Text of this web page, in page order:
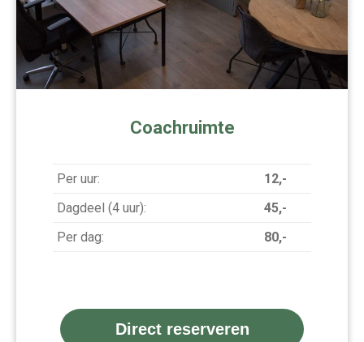
Coachruimte
Per uur:
12,-
Dagdeel (4 uur):
45,-
Per dag:
80,-
Direct reserveren